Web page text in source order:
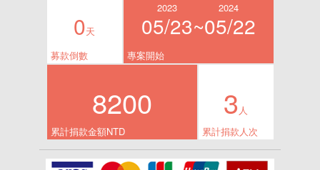
0天
募款倒數
2023
05/23~
2024
05/22
專案開始
8200
累計捐款金額NTD
3 人
累計捐款人次